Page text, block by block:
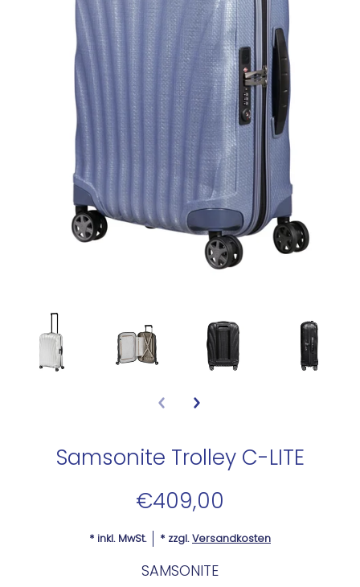
Samsonite Trolley C-LITE
€409,00
* inkl. MwSt. * zzgl.Versandkosten
SAMSONITE